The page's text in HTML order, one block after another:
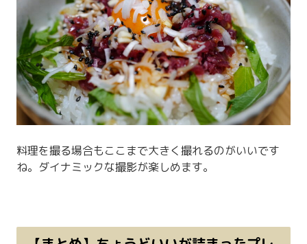
料理を撮る場合もここまで大きく撮れるのがいいです
ね。ダイナミックな撮影が楽しめます。